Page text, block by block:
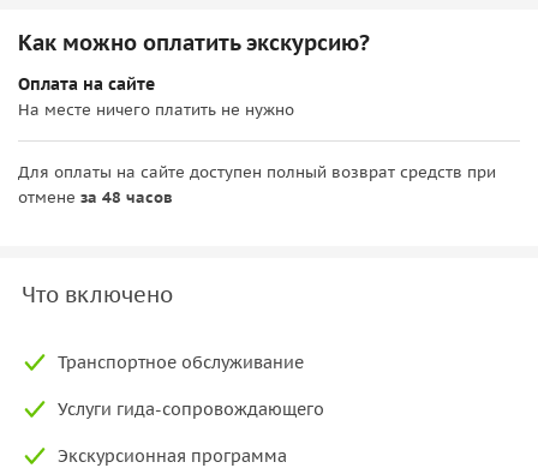
Как можно оплатить экскурсию?
Оплата на сайте
На месте ничего платить не нужно
Для оплаты на сайте доступен полный возврат средств при
отмене за 48 часов
Что включено
Транспортное обслуживание
Услуги гида-сопровождающего
Экскурсионная программа